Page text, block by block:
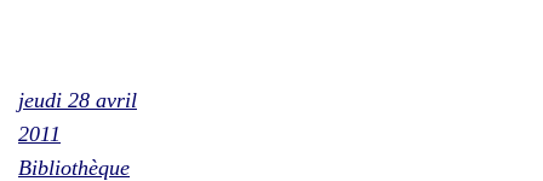
jeudi 28 avril
2011
Bibliothèque